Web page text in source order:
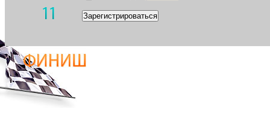
Зарегистрироваться